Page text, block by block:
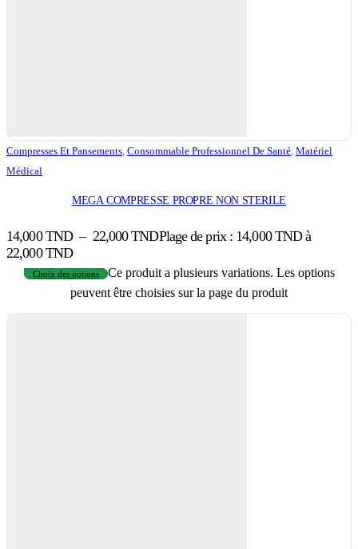
Compresses Et Pansements, Consommable Professionnel De Santé, Matériel
Médical
MEGA COMPRESSE PROPRE NON STERILE
14,000TND – 22,000TNDPlage de prix : 14,000 TND à
22,000 TND
Choix des options
Ce produit a plusieurs variations. Les options
peuvent être choisies sur la page du produit